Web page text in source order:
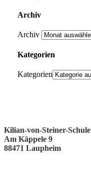
Archiv
Archiv
Kategorien
Kategorien
Kilian-von-Steiner-Schule
Am Käppele 9
88471 Laupheim